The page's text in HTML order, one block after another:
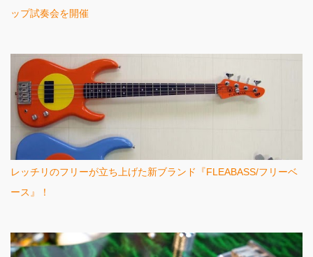
ップ試奏会を開催
レッチリのフリーが立ち上げた新ブランド『FLEABASS/フリーベ
ース』！